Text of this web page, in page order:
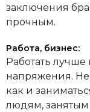
заключения
прочным.
Работа, бизнес:
Работать
напряжения. Не
как и
людям, занятым